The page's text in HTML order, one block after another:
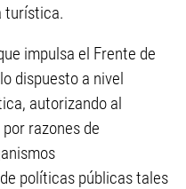
turística.
impulsa el Frente de
dispuesto a nivel
autorizando al
razones de
políticas públicas tales